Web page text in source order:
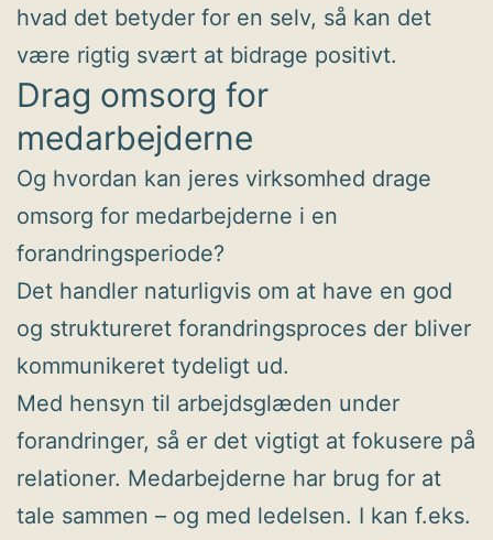
hvad det betyder for en selv, så kan det
være rigtig svært at bidrage positivt.
Drag omsorg for
medarbejderne
Og hvordan kan jeres virksomhed drage
omsorg for medarbejderne i en
forandringsperiode?
Det handler naturligvis om at have en god
og struktureret forandringsproces der bliver
kommunikeret tydeligt ud.
Med hensyn til arbejdsglæden under
forandringer, så er det vigtigt at fokusere på
relationer. Medarbejderne har brug for at
tale sammen – og med ledelsen. I kan f.eks.